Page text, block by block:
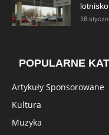
16
POPULARNE
Artykuły Sponsorowane
Kultura
Muzyka